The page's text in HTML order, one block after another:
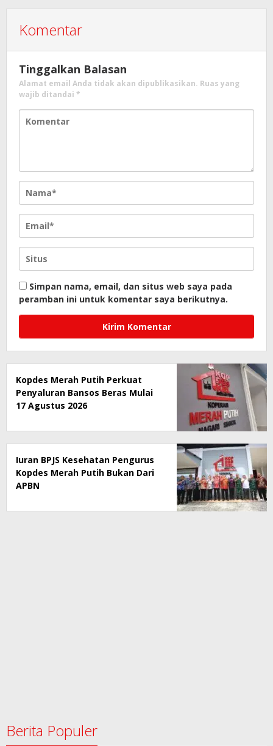
Komentar
Tinggalkan Balasan
Alamat email Anda tidak akan dipublikasikan. Ruas yang
wajib ditandai *
Simpan nama, email, dan situs web saya pada
peramban ini untuk komentar saya berikutnya.
Kopdes Merah Putih Perkuat
Penyaluran Bansos Beras Mulai
17 Agustus 2026
Iuran BPJS Kesehatan Pengurus
Kopdes Merah Putih Bukan Dari
APBN
Berita Populer